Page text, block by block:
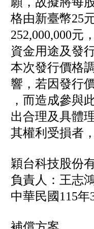
格由新臺幣25
252,000,000元
資金用途及發
本次發行價格
響，若因發行
，而造成參與
出合理及具體
其權利受損者
穎台科技股份
負責人：王志
中華民國115年